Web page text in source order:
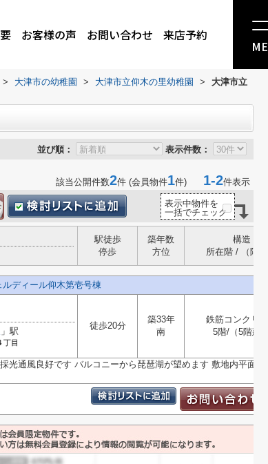
お客様の声 お問い合わせ 来店予約
> 大津市の幼稚園 > 大津市立仰木の里幼稚園 >
大津市立
並び順： 表示件数：
該当公開件数2件 (会員物件1件) 1-2件表示
表示中物件を
一括でチェック
駅徒歩
停歩
築年数
方位
構造
所在階 / （階建
ルディール仰木第壱号棟
」駅
丁目
徒歩20分
築33年
南
鉄筋コンクリー
5階/（5階建）
通風良好です バルコニーから琵琶湖が望めます 敷地内平面駐